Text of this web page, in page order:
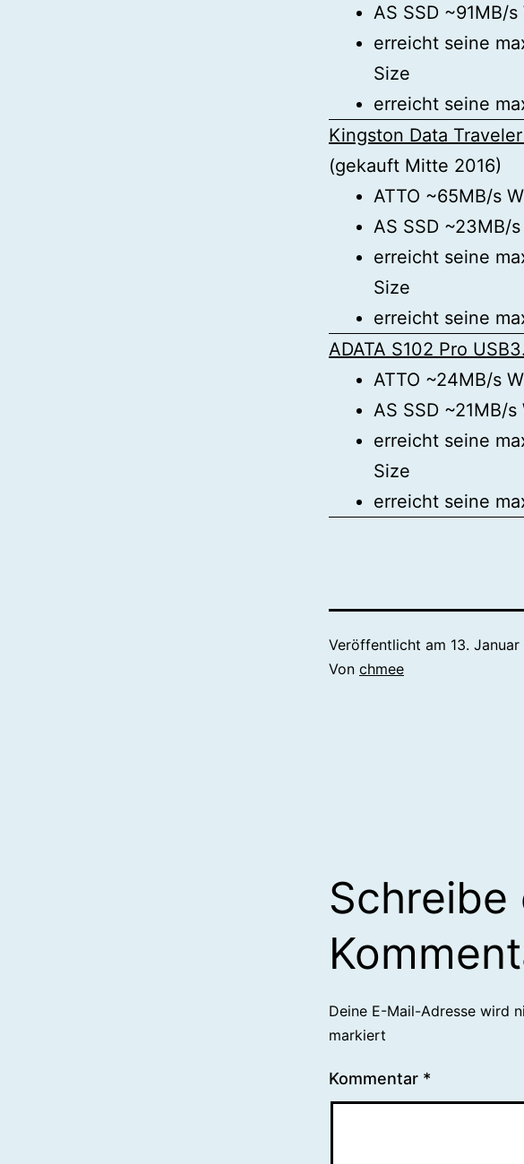
AS SSD ~91MB/
erreicht seine
Size
erreicht seine
Kingston Data
(gekauft Mitte 2016)
ATTO ~65MB/s
AS SSD ~23MB/
erreicht seine
Size
erreicht seine
ADATA S102 Pro
ATTO ~24MB/s
AS SSD ~21MB/
erreicht seine
Size
erreicht seine
Veröffentlicht am 13. Januar
Von chmee
Schreibe
Deine E-Mail-Adresse wird
markiert
Kommentar *